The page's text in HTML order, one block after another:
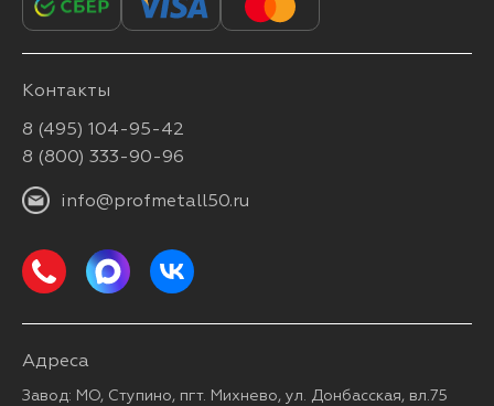
Контакты
8 (495) 104-95-42
8 (800) 333-90-96
info@profmetall50.ru
Адреса
Завод: МО, Ступино, пгт. Михнево, ул. Донбасская, вл.75